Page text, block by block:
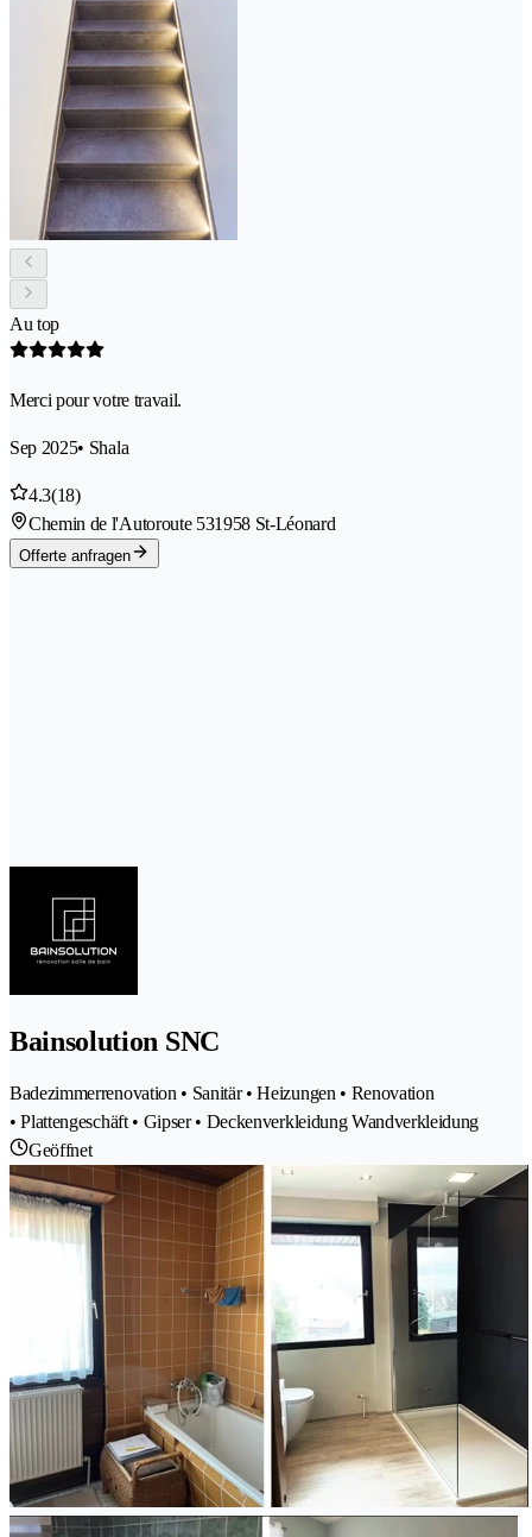
Au top
Merci pour votre travail.
Sep 2025• Shala
4.3(18)
Chemin de l'Autoroute 531958 St-Léonard
Offerte anfragen
Bainsolution SNC
Badezimmerrenovation • Sanitär • Heizungen • Renovation
• Plattengeschäft • Gipser • Deckenverkleidung Wandverkleidung
Geöffnet